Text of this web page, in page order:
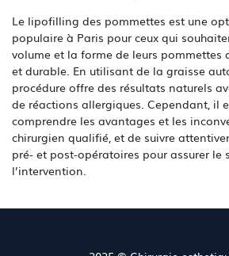
Le lipofilling des pommettes est une
populaire à Paris pour ceux qui
volume et la forme de leurs pommettes
et durable. En utilisant de la graisse
procédure offre des résultats naturels
de réactions allergiques. Cependant, il
comprendre les avantages et les
chirurgien qualifié, et de suivre
pré- et post-opératoires pour assurer le
l’intervention.